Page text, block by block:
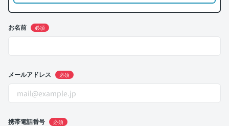
お名前 必須
メールアドレス 必須
携帯電話番号 必須